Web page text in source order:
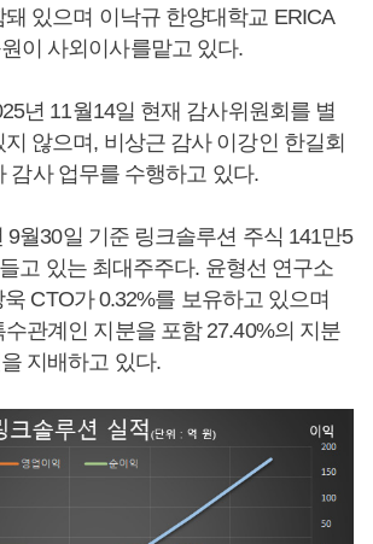
있으며 이낙규 한양대학교 ERICA
이 사외이사를맡고 있다.
년 11월14일 현재 감사위원회를 별
않으며, 비상근 감사 이강인 한길회
감사 업무를 수행하고 있다.
9월30일 기준 링크솔루션 주식 141만5
고 있는 최대주주다. 윤형선 연구소
CTO가 0.32%를 보유하고 있으며
수관계인 지분을 포함 27.40%의 지분
지배하고 있다.